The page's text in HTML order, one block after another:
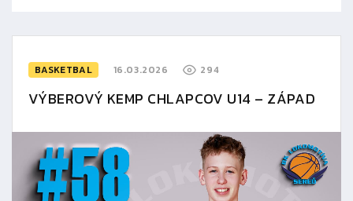
BASKETBAL 16.03.2026 294
VÝBEROVÝ KEMP CHLAPCOV U14 – ZÁPAD